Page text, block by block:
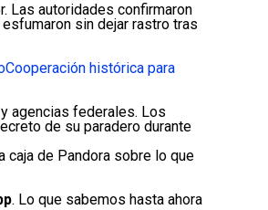
Las autoridades confirmaron
sin dejar rastro tras
Cooperación histórica para
y agencias federales. Los
de su paradero durante
caja de Pandora sobre lo que
. Lo que sabemos hasta ahora